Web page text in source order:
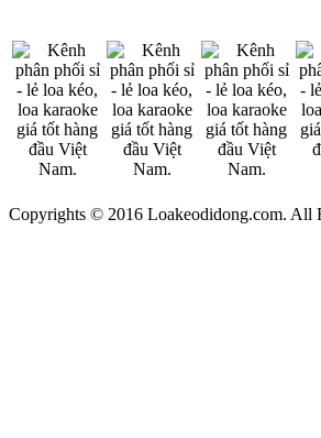
Copyrights © 2016 Loakeodidong.com. All